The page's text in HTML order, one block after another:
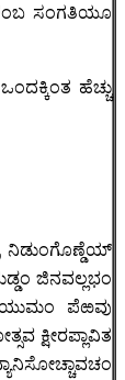
ಸಂಗತಿಯೂ
ಹೆಚ್ಚು
ನಿಡುಂಗೊಣ್ಡೆಯ್
ಜಿನವಲ್ಲಭಂ
ಪೆಱವು
ಕ್ಷೀರಪ್ಲಾವಿತ